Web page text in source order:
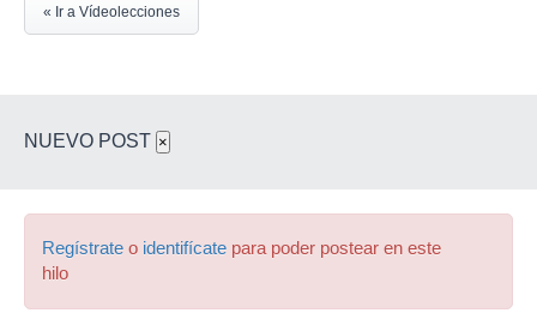
« Ir a Vídeolecciones
NUEVO POST ×
Regístrate o identifícate para poder postear en este
hilo